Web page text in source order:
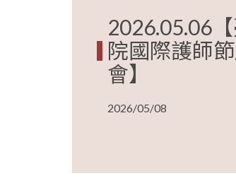
2026.05.06
院國際護師
會】
2026/05/08